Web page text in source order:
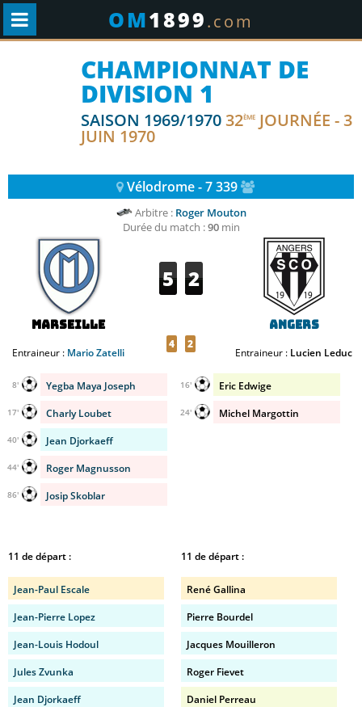
OM1899.com
CHAMPIONNAT DE
DIVISION 1
SAISON 1969/197032ÈME JOURNÉE - 3
JUIN 1970
Vélodrome - 7 339
Arbitre : Roger Mouton
Durée du match :90min
Marseille
Entraineur : Mario Zatelli
5 2
4 2
Angers
Entraineur : Lucien Leduc
Yegba Maya Joseph
8'
Charly Loubet
17'
Jean Djorkaeff
40'
Roger Magnusson
44'
Josip Skoblar
86'
Eric Edwige
16'
Michel Margottin
24'
11 de départ :
Jean-Paul Escale
Jean-Pierre Lopez
Jean-Louis Hodoul
Jules Zvunka
Jean Djorkaeff
11 de départ :
René Gallina
Pierre Bourdel
Jacques Mouilleron
Roger Fievet
Daniel Perreau